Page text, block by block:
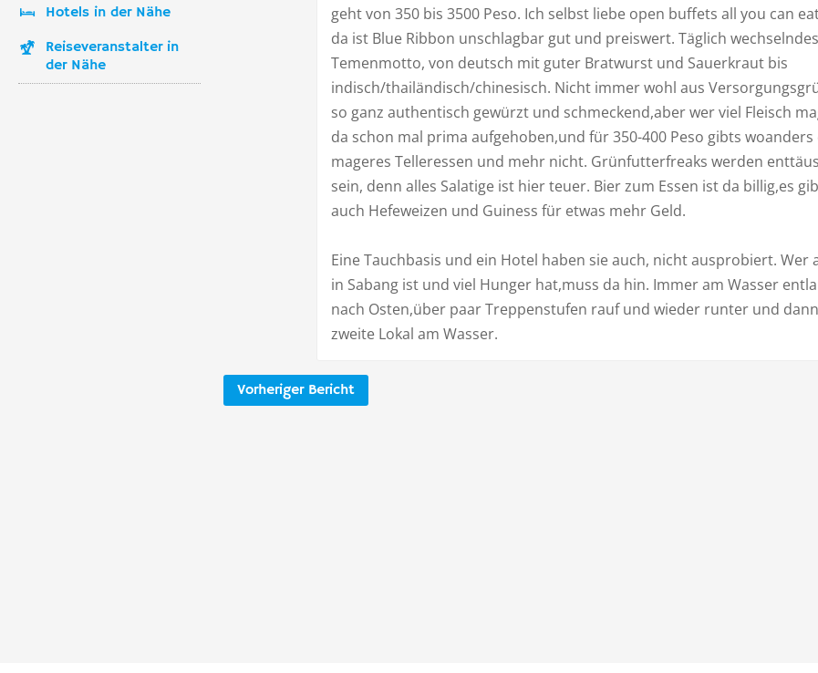
Hotels in der Nähe
Reiseveranstalter in
der Nähe
geht von 350 bis 3500 Peso. Ich selbst liebe open buffets all you can
da ist Blue Ribbon unschlagbar gut und preiswert. Täglich wechselndes
Temenmotto, von deutsch mit guter Bratwurst und Sauerkraut bis
indisch/thailändisch/chinesisch. Nicht immer wohl aus
so ganz authentisch gewürzt und schmeckend,aber wer viel Fleisch
da schon mal prima aufgehoben,und für 350-400 Peso gibts woanders
mageres Telleressen und mehr nicht. Grünfutterfreaks werden
sein, denn alles Salatige ist hier teuer. Bier zum Essen ist da billig,es
auch Hefeweizen und Guiness für etwas mehr Geld.
Eine Tauchbasis und ein Hotel haben sie auch, nicht ausprobiert. Wer
in Sabang ist und viel Hunger hat,muss da hin. Immer am Wasser
nach Osten,über paar Treppenstufen rauf und wieder runter und
zweite Lokal am Wasser.
Vorheriger Bericht